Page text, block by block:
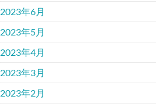
2023年6月
2023年5月
2023年4月
2023年3月
2023年2月